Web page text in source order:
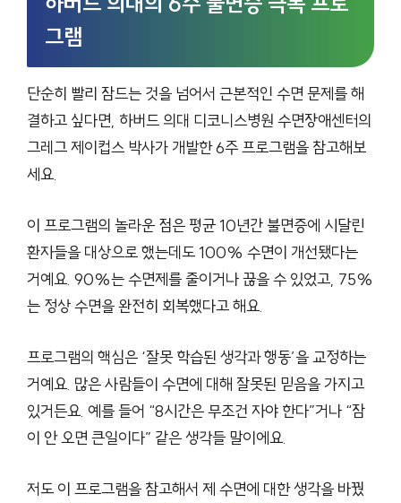
그램
단순히 빨리 잠드는 것을 넘어서 근본적인 수면 문제를 해
결하고 싶다면, 하버드 의대 디코니스병원 수면장애센터의
그레그 제이컵스 박사가 개발한 6주 프로그램을 참고해보
세요.
이 프로그램의 놀라운 점은 평균 10년간 불면증에 시달린
환자들을 대상으로 했는데도 100% 수면이 개선됐다는
거예요. 90%는 수면제를 줄이거나 끊을 수 있었고, 75%
는 정상 수면을 완전히 회복했다고 해요.
프로그램의 핵심은 ‘잘못 학습된 생각과 행동’을 교정하는
거예요. 많은 사람들이 수면에 대해 잘못된 믿음을 가지고
있거든요. 예를 들어 “8시간은 무조건 자야 한다”거나 “잠
이 안 오면 큰일이다” 같은 생각들 말이에요.
저도 이 프로그램을 참고해서 제 수면에 대한 생각을 바꿨